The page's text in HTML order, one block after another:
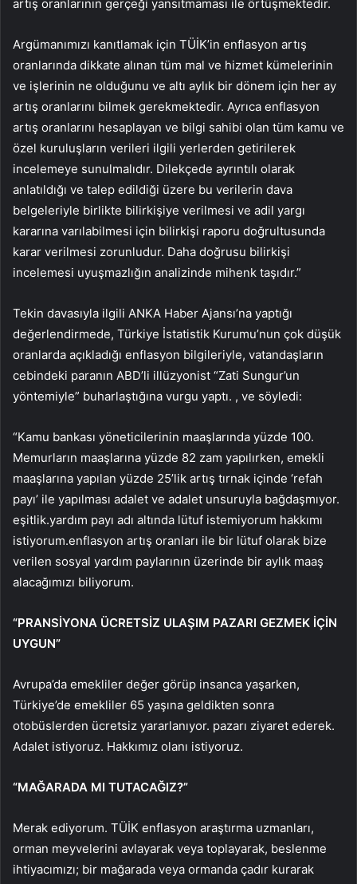
artış oranlarının gerçeği yansıtmaması ile örtüşmektedir.
Argümanımızı kanıtlamak için TÜİK’in enflasyon artış
oranlarında dikkate alınan tüm mal ve hizmet kümelerinin
ve işlerinin ne olduğunu ve altı aylık bir dönem için her ay
artış oranlarını bilmek gerekmektedir. Ayrıca enflasyon
artış oranlarını hesaplayan ve bilgi sahibi olan tüm kamu ve
özel kuruluşların verileri ilgili yerlerden getirilerek
incelemeye sunulmalıdır. Dilekçede ayrıntılı olarak
anlatıldığı ve talep edildiği üzere bu verilerin dava
belgeleriyle birlikte bilirkişiye verilmesi ve adil yargı
kararına varılabilmesi için bilirkişi raporu doğrultusunda
karar verilmesi zorunludur. Daha doğrusu bilirkişi
incelemesi uyuşmazlığın analizinde mihenk taşıdır.”
Tekin davasıyla ilgili ANKA Haber Ajansı’na yaptığı
değerlendirmede, Türkiye İstatistik Kurumu’nun çok düşük
oranlarda açıkladığı enflasyon bilgileriyle, vatandaşların
cebindeki paranın ABD’li illüzyonist “Zati Sungur’un
yöntemiyle” buharlaştığına vurgu yaptı. , ve söyledi:
“Kamu bankası yöneticilerinin maaşlarında yüzde 100.
Memurların maaşlarına yüzde 82 zam yapılırken, emekli
maaşlarına yapılan yüzde 25’lik artış tırnak içinde ‘refah
payı’ ile yapılması adalet ve adalet unsuruyla bağdaşmıyor.
eşitlik.yardım payı adı altında lütuf istemiyorum hakkımı
istiyorum.enflasyon artış oranları ile bir lütuf olarak bize
verilen sosyal yardım paylarının üzerinde bir aylık maaş
alacağımızı biliyorum.
“PRANSİYONA ÜCRETSİZ ULAŞIM PAZARI GEZMEK İÇİN
UYGUN”
Avrupa’da emekliler değer görüp insanca yaşarken,
Türkiye’de emekliler 65 yaşına geldikten sonra
otobüslerden ücretsiz yararlanıyor. pazarı ziyaret ederek.
Adalet istiyoruz. Hakkımız olanı istiyoruz.
“MAĞARADA MI TUTACAĞIZ?”
Merak ediyorum. TÜİK enflasyon araştırma uzmanları,
orman meyvelerini avlayarak veya toplayarak, beslenme
ihtiyacımızı; bir mağarada veya ormanda çadır kurarak